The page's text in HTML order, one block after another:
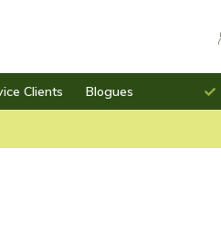
Clients Blogues
rapide